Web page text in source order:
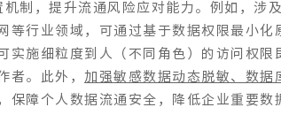
制，提升流通风险应对能力。例如，涉及
等行业领域，可通过基于数据权限最小化
实施细粒度到人（不同角色）的访问权限
者。此外， 加强敏感数据动态脱敏、数据
保障个人数据流通安全，降低企业重要数